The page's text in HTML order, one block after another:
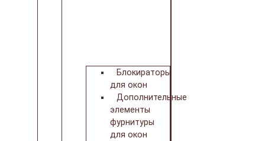
Блокираторы
для окон
Дополнительные
элементы
фурнитуры
для окон